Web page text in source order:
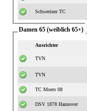
Schweriner TC
Damen 65 (weiblich 65+)
Ausrichter
TVN
TVN
TC Moers 08
DSV 1878 Hannover